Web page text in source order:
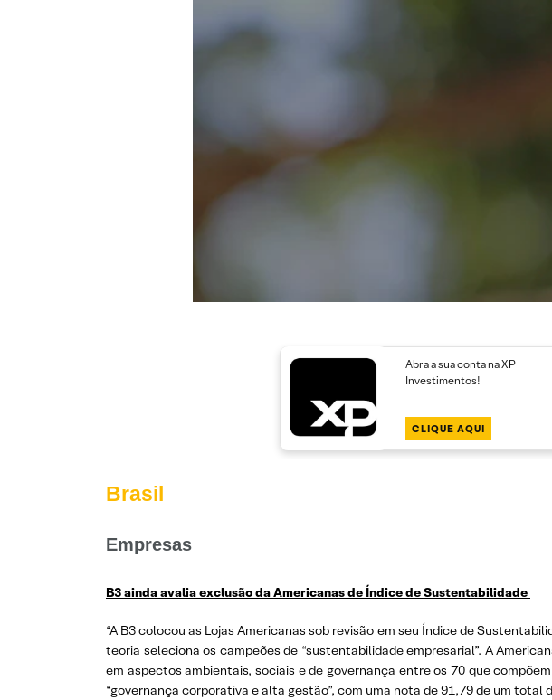
Abra a sua conta na XP
Investimentos!
CLIQUE AQUI
Brasil
Empresas
B3 ainda avalia exclusão da Americanas de Índice de Sustentabilidade
“A B3 colocou as Lojas Americanas sob revisão em seu Índice de
teoria seleciona os campeões de “sustentabilidade empresarial”. A
em aspectos ambientais, sociais e de governança entre os 70 que
“governança corporativa e alta gestão”, com uma nota de 91,79 de um